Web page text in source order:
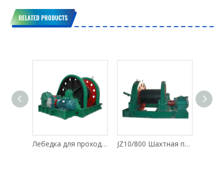
JZ10/800 Шахтная проходческая лебедка JZ40/1800 Проходческая лебедка с диспетчерским валом